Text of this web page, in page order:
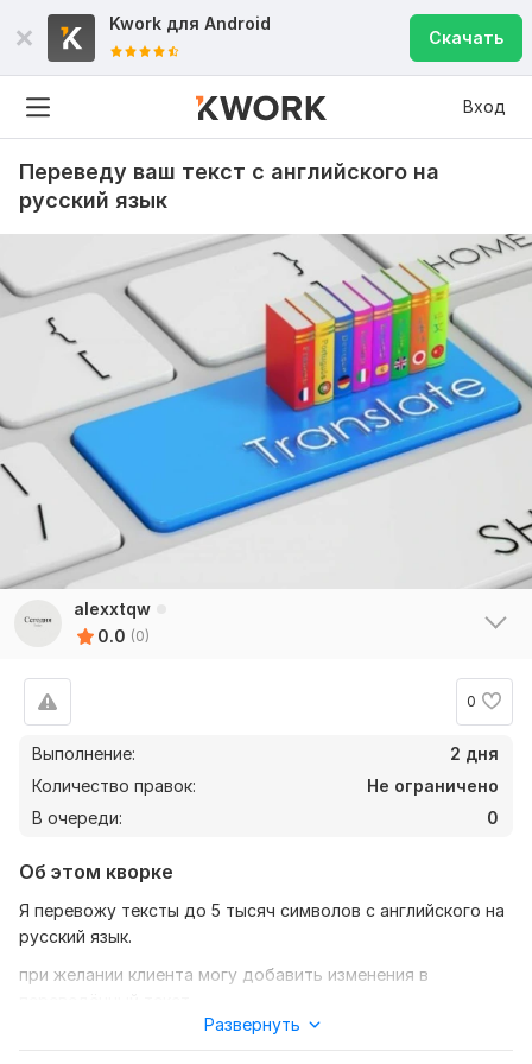
Kwork для Android
Скачать
Вход
Переведу ваш текст с английского на
русский язык
alexxtqw
0.0 (0)
0
Выполнение:
2 дня
Количество правок:
Не ограничено
В очереди:
0
Об этом кворке
Я перевожу тексты до 5 тысяч символов с английского на
русский язык.
при желании клиента могу добавить изменения в
работу выполняю качественно, без ошибок, и грамотно.
Развернуть